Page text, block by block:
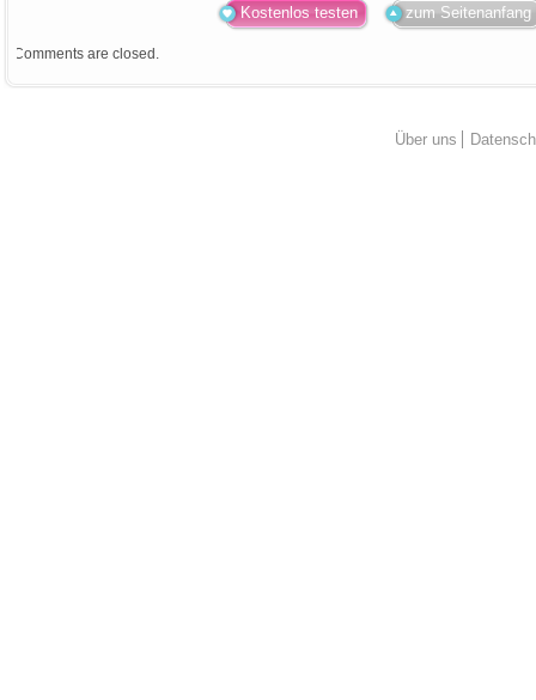
Kostenlos testen zum Seitenanfang
Comments are closed.
Über uns